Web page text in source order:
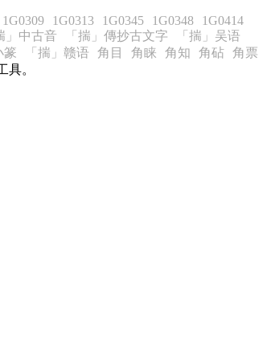
1G0309 1G0313 1G0345 1G0348
1G0414
」中古音 「揣」傳抄古文字
「揣」吴语
篆 「揣」赣语 角目 角睐 角知 角砧 角票
。